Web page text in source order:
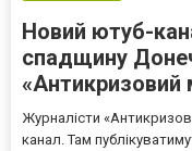
Новий ютуб-
спадщину
«Антикризовий
Журналісти
канал. Там